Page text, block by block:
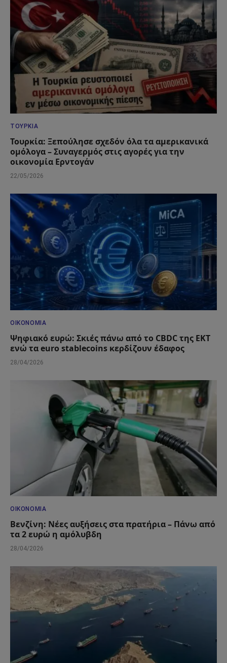
ΤΟΥΡΚΊΑ
Τουρκία: Ξεπούλησε σχεδόν όλα τα αμερικανικά
ομόλογα – Συναγερμός στις αγορές για την
οικονομία Ερντογάν
22/05/2026
ΟΙΚΟΝΟΜΊΑ
Ψηφιακό ευρώ: Σκιές πάνω από το CBDC της ΕΚΤ
ενώ τα euro stablecoins κερδίζουν έδαφος
28/04/2026
ΟΙΚΟΝΟΜΊΑ
Βενζίνη: Νέες αυξήσεις στα πρατήρια – Πάνω από
τα 2 ευρώ η αμόλυβδη
28/04/2026